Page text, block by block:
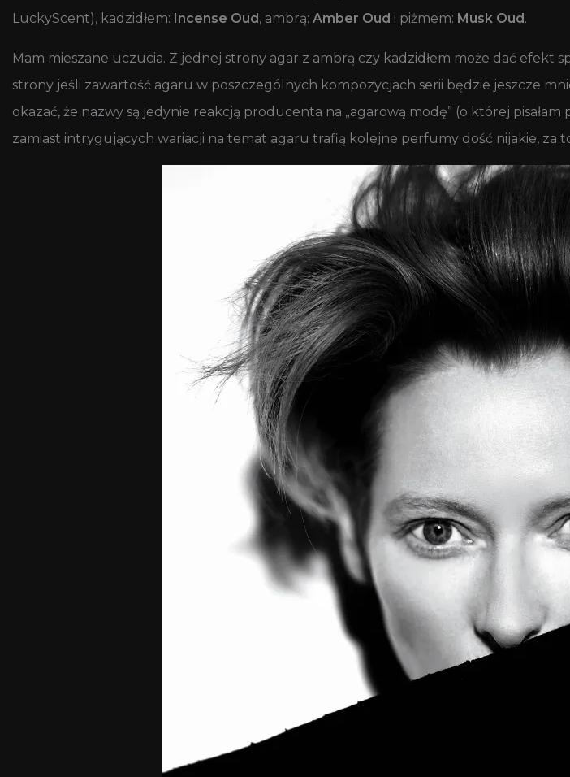
LuckyScent), kadzidłem: Incense Oud, ambrą: Amber Oud i piżmem: Musk Oud.
Mam mieszane uczucia. Z jednej strony agar z ambrą czy kadzidłem może dać
strony jeśli zawartość agaru w poszczególnych kompozycjach serii będzie jeszcze
okazać, że nazwy są jedynie reakcją producenta na „agarową modę” (o której pisałam
zamiast intrygujących wariacji na temat agaru trafią kolejne perfumy dość nijakie, za